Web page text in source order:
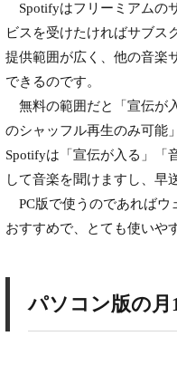
Spotifyはフリーミアムの
ビスを受けたければサブス
提供範囲が広く、他の音楽
できるのです。
無料の範囲だと「宣伝が
のシャッフル再生のみ可能
Spotifyは「宣伝が入る」「
して音楽を聞けますし、早
PC版で使うのであればウ
おすすめで、とても使いや
パソコン版の月